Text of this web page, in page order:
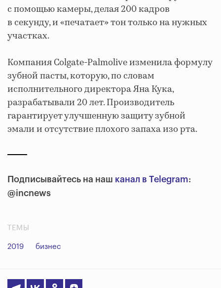
с помощью камеры, делая 200 кадров
в секунду, и «печатает» тон только на нужных
участках.
Компания Colgate-Palmolive изменила формулу
зубной пасты, которую, по словам
исполнительного директора Яна Кука,
разрабатывали 20 лет. Производитель
гарантирует улучшенную защиту зубной
эмали и отсутствие плохого запаха изо рта.
Подписывайтесь на наш канал в Telegram:
@incnews
ТЕМЫ
2019 бизнес